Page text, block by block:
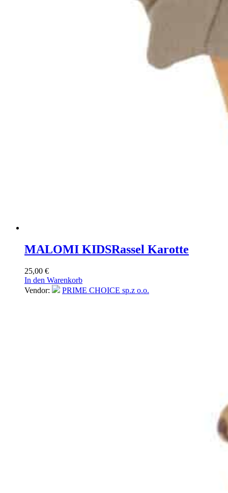
MALOMI KIDSRassel Karotte
25,00 €
In den Warenkorb
Vendor:
PRIME CHOICE sp.z o.o.